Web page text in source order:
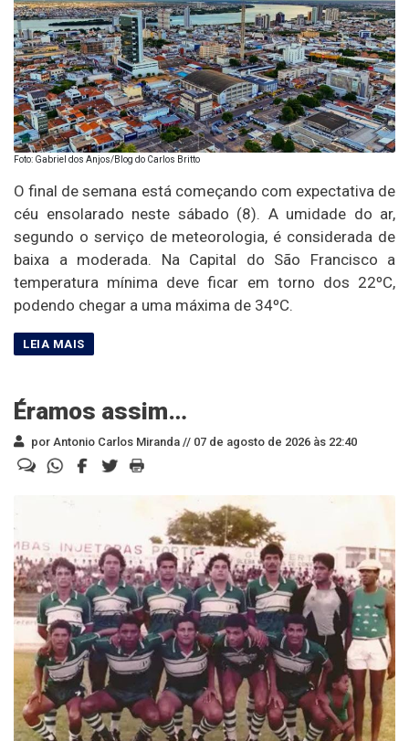
Foto: Gabriel dos Anjos/Blog do Carlos Britto
O final de semana está começando com expectativa de
céu ensolarado neste sábado (8). A umidade do ar,
segundo o serviço de meteorologia, é considerada de
baixa a moderada. Na Capital do São Francisco a
temperatura mínima deve ficar em torno dos 22ºC,
podendo chegar a uma máxima de 34ºC.
Éramos assim…
por Antonio Carlos Miranda // 07 de agosto de 2026 às 22:40